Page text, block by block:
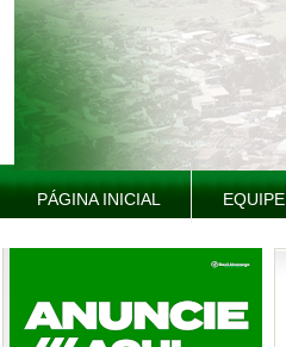
PÁGINA INICIAL EQUIPE